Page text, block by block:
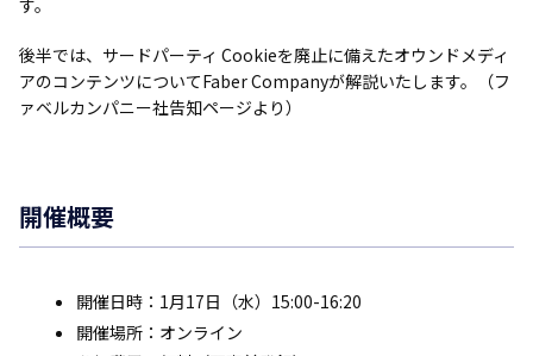
す。
後半では、サードパーティ Cookieを廃止に備えたオウンドメディ
アのコンテンツについてFaber Companyが解説いたします。（フ
ァベルカンパニー社告知ページより）
開催概要
開催日時：1月17日（水）15:00-16:20
開催場所：オンライン